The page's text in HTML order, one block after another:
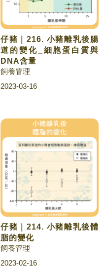
仔豬｜216. 小豬離乳後腸
道的變化_細胞蛋白質與
DNA含量
飼養管理
2023-03-16
仔豬｜214. 小豬離乳後體
脂的變化
飼養管理
2023-02-16